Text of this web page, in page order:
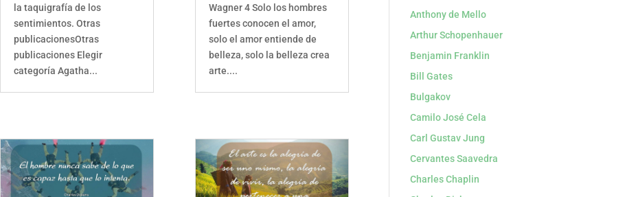
la taquigrafía de los
sentimientos. Otras
publicacionesOtras
publicaciones Elegir
categoría Agatha...
Wagner 4 Solo los hombres
fuertes conocen el amor,
solo el amor entiende de
belleza, solo la belleza crea
arte....
Anthony de Mello
Arthur Schopenhauer
Benjamin Franklin
Bill Gates
Bulgakov
Camilo José Cela
Carl Gustav Jung
Cervantes Saavedra
Charles Chaplin